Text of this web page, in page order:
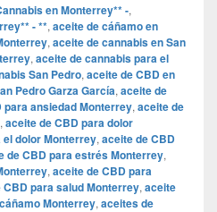
en Monterrey** -,
- **, aceite de cáñamo en
, aceite de cannabis en San
, aceite de cannabis para el
San Pedro, aceite de CBD en
Pedro Garza García, aceite de
para ansiedad Monterrey, aceite de
, aceite de CBD para dolor
dolor Monterrey, aceite de CBD
de CBD para estrés Monterrey,
, aceite de CBD para
CBD para salud Monterrey, aceite
Monterrey, aceites de